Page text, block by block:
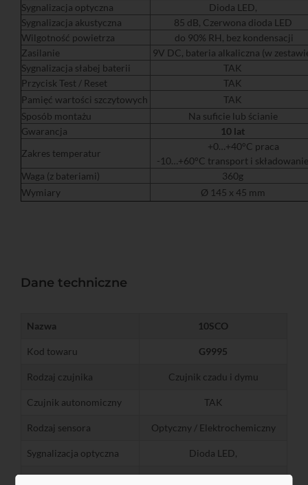
Sygnalizacja optyczna
Dioda LED,
Sygnalizacja akustyczna
85 dB, Czerwona dioda LED
Wilgotność powietrza
do 90% RH, bez kondensacji
Zasilanie
9V DC, bateria alkaliczna (w
Sygnalizacja słabej baterii
TAK
Przycisk Test / Reset
TAK
Pamięć wartości szczytowych
TAK
Sposób montażu
Na suficie lub ścianie
Gwarancja
10 lat
Zakres temperatur
+0…+40°C praca
-10…+60°C transport i składowanie
Waga (z bateriami)
360g
Wymiary
Ø 145 x 45 mm
Dane techniczne
Nazwa 10SCO
Kod towaru G9995
Rodzaj czujnika Czujnik czadu i dymu
Czujnik autonomiczny TAK
Rodzaj sensora Optyczny / Elektrochemiczny
Sygnalizacja optyczna Dioda LED,
Sygnalizacja akustyczna 85 dB, Czerwona dioda LED